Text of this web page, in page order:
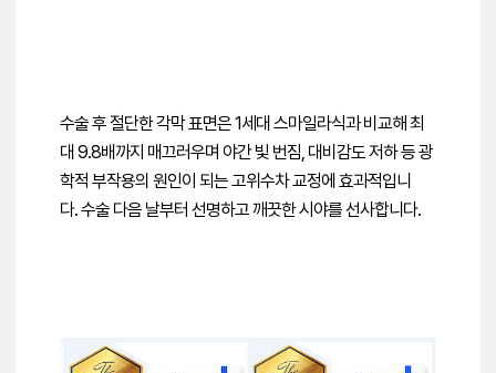
수술 후 절단한 각막 표면은1세대 스마일라식과 비교해 최
대 9.8배까지 매끄러우며 야간 빛 번짐, 대비감도 저하 등 광
학적 부작용의 원인이 되는고위수차 교정에 효과적입니
다.수술 다음 날부터 선명하고 깨끗한 시야를 선사합니다.